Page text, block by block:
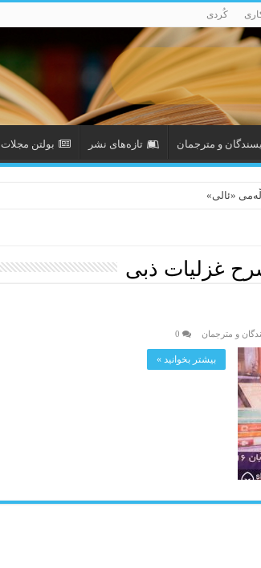
کُردی
و مترجمان تازەهای نشر بولتن مجلات
«ئالی»
غزلیات ذبی
و مترجمان 0
بیشتر بخوانید »